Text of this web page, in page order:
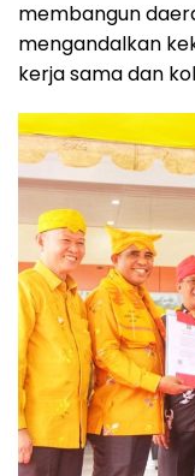
membangun
mengandalkan
kerja sama dan